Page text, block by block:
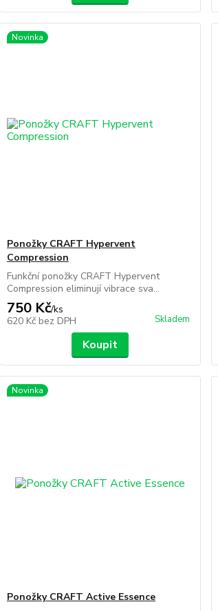
Novinka
Ponožky CRAFT Hypervent
Compression
Funkční ponožky CRAFT Hypervent
Compression eliminují vibrace sva...
750 Kč/ks
620 Kč bez DPH Skladem
Koupit
Novinka
Ponožky CRAFT Active Essence